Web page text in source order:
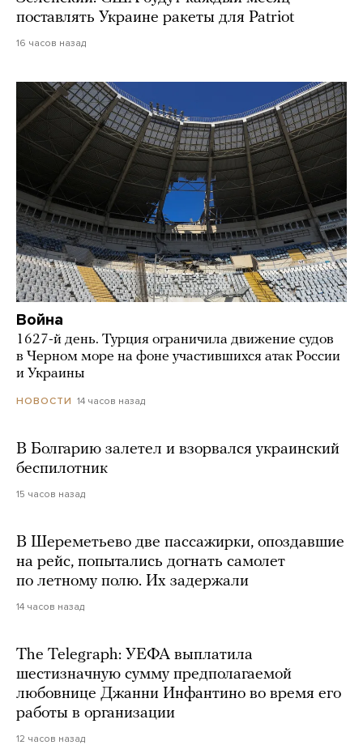
поставлять Украине ракеты для Patriot
16 часов назад
Война
1627-й день. Турция ограничила движение судов
в Черном море на фоне участившихся атак России
и Украины
НОВОСТИ 14 часов назад
В Болгарию залетел и взорвался украинский
беспилотник
15 часов назад
В Шереметьево две пассажирки, опоздавшие
на рейс, попытались догнать самолет
по летному полю. Их задержали
14 часов назад
The Telegraph: УЕФА выплатила
шестизначную сумму предполагаемой
любовнице Джанни Инфантино во время его
работы в организации
12 часов назад